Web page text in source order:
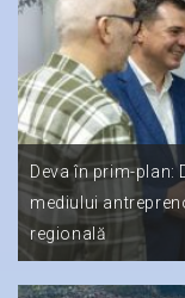
Deva în prim-
mediului
regională